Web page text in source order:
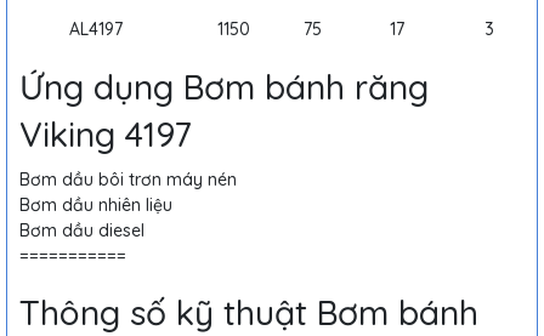
AL4197 1150 75 17 3
Ứng dụng Bơm bánh răng
Viking 4197
Bơm dầu bôi trơn máy nén
Bơm dầu nhiên liệu
Bơm dầu diesel
===========
Thông số kỹ thuật Bơm bánh